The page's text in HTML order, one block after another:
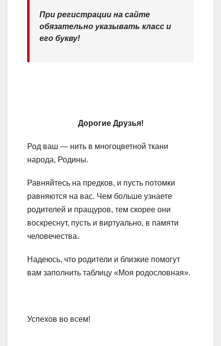
При регистрации на сайте
обязательно указывать класс и
его букву!
Дорогие Друзья!
Род ваш — нить в многоцветной ткани
народа, Родины.
Равняйтесь на предков, и пусть потомки
равняются на вас. Чем больше узнаете
родителей и пращуров, тем скорее они
воскреснут, пусть и виртуально, в памяти
человечества.
Надеюсь, что родители и близкие помогут
вам заполнить таблицу «Моя родословная».
Успехов во всем!